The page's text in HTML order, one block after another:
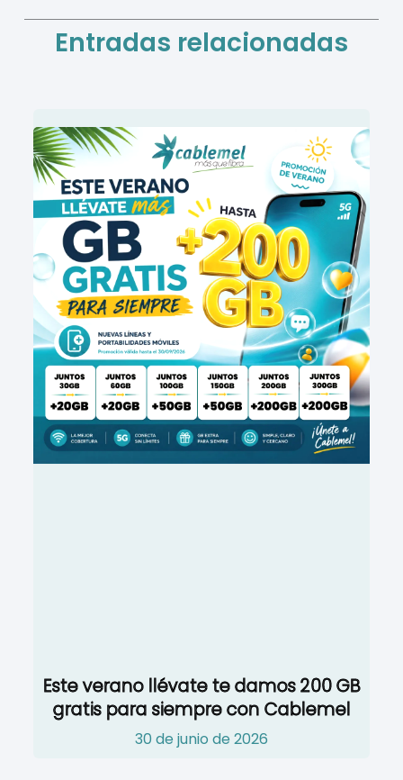
Entradas relacionadas
Este verano llévate te damos 200 GB
gratis para siempre con Cablemel
30 de junio de 2026